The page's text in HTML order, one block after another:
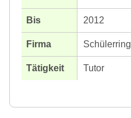
2012
Schülerring
Tutor